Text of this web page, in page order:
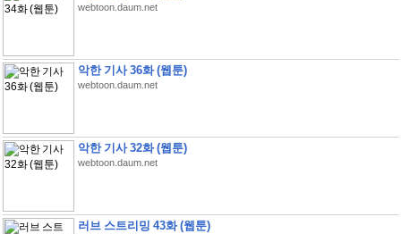
webtoon.daum.net
악한 기사 36화 (웹툰)
webtoon.daum.net
악한 기사 32화 (웹툰)
webtoon.daum.net
러브 스트리밍 43화 (웹툰)